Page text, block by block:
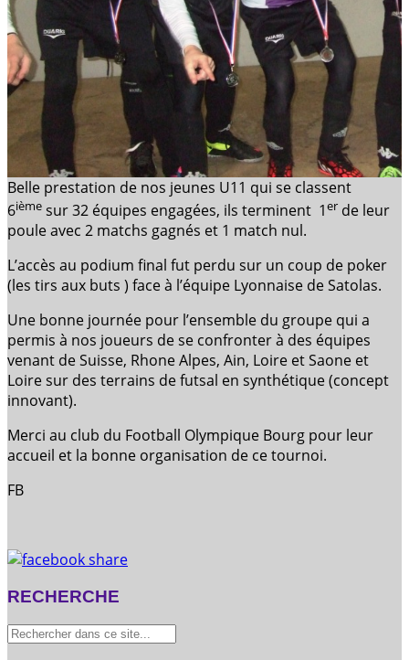
Belle prestation de nos jeunes U11 qui se classent
6ième sur 32 équipes engagées, ils terminent 1er de leur
poule avec 2 matchs gagnés et 1 match nul.
L’accès au podium final fut perdu sur un coup de poker
(les tirs aux buts ) face à l’équipe Lyonnaise de Satolas.
Une bonne journée pour l’ensemble du groupe qui a
permis à nos joueurs de se confronter à des équipes
venant de Suisse, Rhone Alpes, Ain, Loire et Saone et
Loire sur des terrains de futsal en synthétique (concept
innovant).
Merci au club du Football Olympique Bourg pour leur
accueil et la bonne organisation de ce tournoi.
FB
RECHERCHE